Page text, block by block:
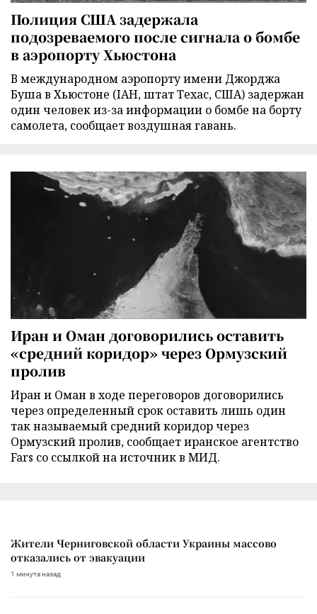
Полиция США задержала
подозреваемого после сигнала о бомбе
в аэропорту Хьюстона
В международном аэропорту имени Джорджа
Буша в Хьюстоне (IAH, штат Техас, США) задержан
один человек из-за информации о бомбе на борту
самолета, сообщает воздушная гавань.
Иран и Оман договорились оставить
«средний коридор» через Ормузский
пролив
Иран и Оман в ходе переговоров договорились
через определенный срок оставить лишь один
так называемый средний коридор через
Ормузский пролив, сообщает иранское агентство
Fars со ссылкой на источник в МИД.
Жители Черниговской области Украины массово
отказались от эвакуации
1 минута назад